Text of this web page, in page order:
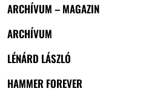
ARCHÍVUM – MAGAZIN
ARCHÍVUM
LÉNÁRD LÁSZLÓ
HAMMER FOREVER